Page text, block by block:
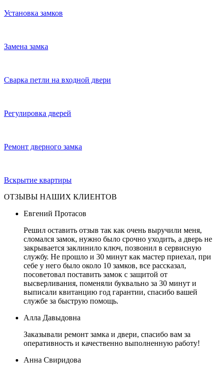
Установка замков
Замена замка
Сварка петли на входной двери
Регулировка дверей
Ремонт дверного замка
Вскрытие квартиры
ОТЗЫВЫ НАШИХ КЛИЕНТОВ
Евгений Протасов
Решил оставить отзыв так как очень выручили меня,
сломался замок, нужно было срочно уходить, а дверь не
закрывается заклинило ключ, позвонил в сервисную
службу. Не прошло и 30 минут как мастер приехал, при
себе у него было около 10 замков, все рассказал,
посоветовал поставить замок с защитой от
высверливания, поменяли буквально за 30 минут и
выписали квитанцию год гарантии, спасибо вашей
службе за быструю помощь.
Алла Давыдовна
Заказывали ремонт замка и двери, спасибо вам за
оперативность и качественно выполненную работу!
Анна Свиридова